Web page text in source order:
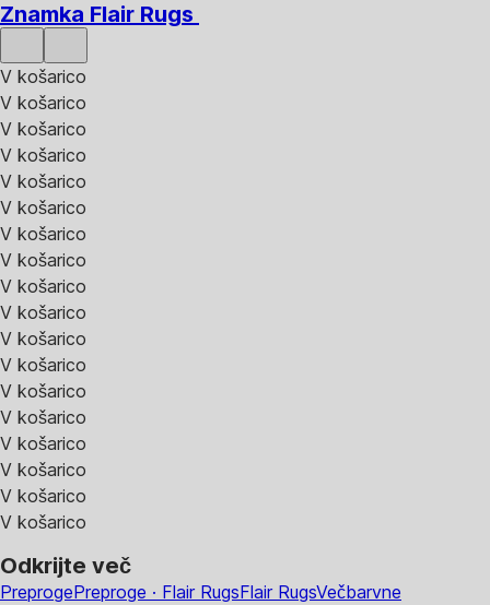
Znamka Flair Rugs
V košarico
V košarico
V košarico
V košarico
V košarico
V košarico
V košarico
V košarico
V košarico
V košarico
V košarico
V košarico
V košarico
V košarico
V košarico
V košarico
V košarico
V košarico
Odkrijte več
PreprogePreproge · Flair RugsFlair RugsVečbarvne